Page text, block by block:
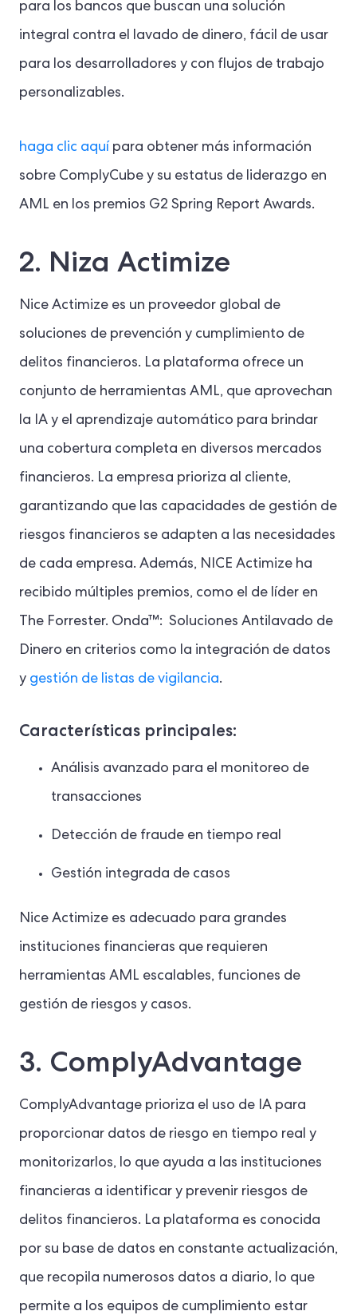
para los bancos que buscan una solución
integral contra el lavado de dinero, fácil de usar
para los desarrolladores y con flujos de trabajo
personalizables.
haga clic aquí para obtener más información
sobre ComplyCube y su estatus de liderazgo en
AML en los premios G2 Spring Report Awards.
2. Niza Actimize
Nice Actimize es un proveedor global de
soluciones de prevención y cumplimiento de
delitos financieros. La plataforma ofrece un
conjunto de herramientas AML, que aprovechan
la IA y el aprendizaje automático para brindar
una cobertura completa en diversos mercados
financieros. La empresa prioriza al cliente,
garantizando que las capacidades de gestión de
riesgos financieros se adapten a las necesidades
de cada empresa. Además, NICE Actimize ha
recibido múltiples premios, como el de líder en
The Forrester. Onda™: Soluciones Antilavado de
Dinero en criterios como la integración de datos
y gestión de listas de vigilancia.
Características principales:
Análisis avanzado para el monitoreo de
transacciones
Detección de fraude en tiempo real
Gestión integrada de casos
Nice Actimize es adecuado para grandes
instituciones financieras que requieren
herramientas AML escalables, funciones de
gestión de riesgos y casos.
3. ComplyAdvantage
ComplyAdvantage prioriza el uso de IA para
proporcionar datos de riesgo en tiempo real y
monitorizarlos, lo que ayuda a las instituciones
financieras a identificar y prevenir riesgos de
delitos financieros. La plataforma es conocida
por su base de datos en constante actualización,
que recopila numerosos datos a diario, lo que
permite a los equipos de cumplimiento estar